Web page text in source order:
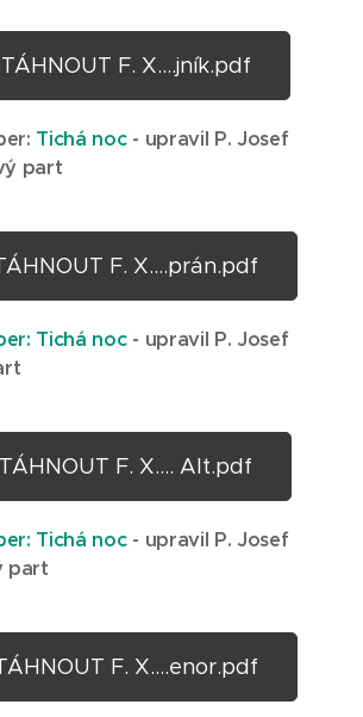
F. X....jník.pdf
Tichá noc- upravil P. Josef
part
F. X....prán.pdf
Tichá noc- upravil P. Josef
F. X.... Alt.pdf
Tichá noc- upravil P. Josef
part
F. X....enor.pdf